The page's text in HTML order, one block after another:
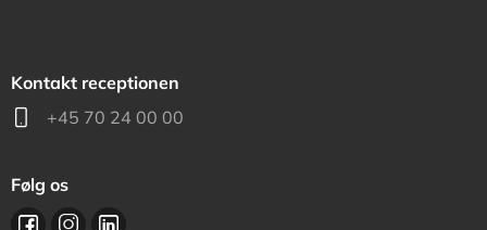
Kontakt receptionen
+45 70 24 00 00
Følg os